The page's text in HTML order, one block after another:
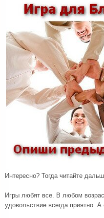
Интересно? Тогда читайте
Игры любят все. В любом
удовольствие всегда приятно.